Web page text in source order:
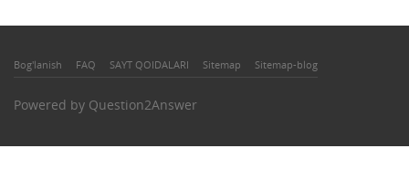
Bog'lanish FAQ SAYT QOIDALARI Sitemap Sitemap-blog
Powered by Question2Answer